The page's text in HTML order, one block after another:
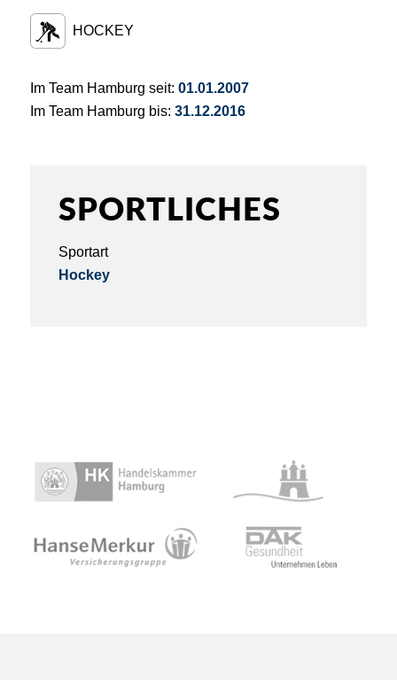
HOCKEY
Im Team Hamburg seit: 01.01.2007
Im Team Hamburg bis: 31.12.2016
SPORTLICHES
Sportart
Hockey